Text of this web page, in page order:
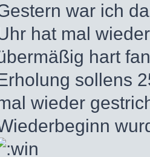
war ich
hat mal
hart
sollens
wieder